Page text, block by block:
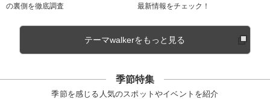
の裏側を徹底調査
最新情報をチェック！
テーマwalkerをもっと見る
季節特集
季節を感じる人気のスポットやイベントを紹介